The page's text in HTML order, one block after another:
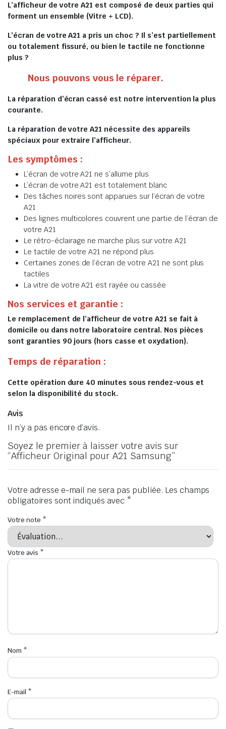
L’afficheur de votre A21 est composé de deux parties qui
forment un ensemble (Vitre + LCD).
L’écran de votre A21 a pris un choc ? Il s’est partiellement
ou totalement fissuré, ou bien le tactile ne fonctionne
plus ?
Nous pouvons vous le réparer.
La réparation d’écran cassé est notre intervention la plus
courante.
La réparation de votre A21 nécessite des appareils
spéciaux pour extraire l’afficheur.
Les symptômes :
L’écran de votre A21 ne s’allume plus
L’écran de votre A21 est totalement blanc
Des tâches noires sont apparues sur l’écran de votre
A21
Des lignes multicolores couvrent une partie de l’écran de
votre A21
Le rétro-éclairage ne marche plus sur votre A21
Le tactile de votre A21 ne répond plus
Certaines zones de l’écran de votre A21 ne sont plus
tactiles
La vitre de votre A21 est rayée ou cassée
Nos services et garantie :
Le remplacement de l’afficheur de votre A21 se fait à
domicile ou dans notre laboratoire central. Nos pièces
sont garanties 90 jours (hors casse et oxydation).
Temps de réparation :
Cette opération dure 40 minutes sous rendez-vous et
selon la disponibilité du stock.
Avis
Il n’y a pas encore d’avis.
Soyez le premier à laisser votre avis sur
“Afficheur Original pour A21 Samsung”
Votre adresse e-mail ne sera pas publiée. Les champs
obligatoires sont indiqués avec *
Votre note *
Votre avis *
Nom *
E-mail *